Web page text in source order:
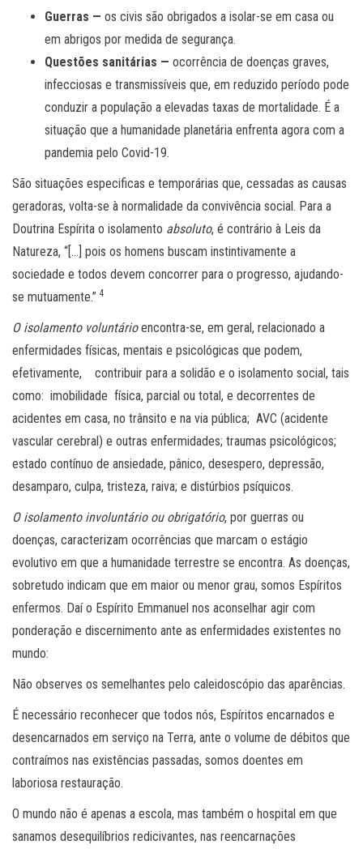
Guerras — os civis são obrigados a isolar-se em casa ou
em abrigos por medida de segurança.
Questões sanitárias — ocorrência de doenças graves,
infecciosas e transmissíveis que, em reduzido período pode
conduzir a população a elevadas taxas de mortalidade. É a
situação que a humanidade planetária enfrenta agora com a
pandemia pelo Covid-19.
São situações especificas e temporárias que, cessadas as causas
geradoras, volta-se à normalidade da convivência social. Para a
Doutrina Espírita o isolamento absoluto, é contrário à Leis da
Natureza, “[…] pois os homens buscam instintivamente a
sociedade e todos devem concorrer para o progresso, ajudando-
se mutuamente.” 4
O isolamento voluntárioencontra-se, em geral, relacionado a
enfermidades físicas, mentais e psicológicas que podem,
efetivamente, contribuir para a solidão e o isolamento social, tais
como: imobilidade física, parcial ou total, e decorrentes de
acidentes em casa, no trânsito e na via pública; AVC (acidente
vascular cerebral) e outras enfermidades; traumas psicológicos;
estado contínuo de ansiedade, pânico, desespero, depressão,
desamparo, culpa, tristeza, raiva; e distúrbios psíquicos.
O isolamento involuntário ou obrigatório, por guerras ou
doenças, caracterizam ocorrências que marcam o estágio
evolutivo em que a humanidade terrestre se encontra. As doenças,
sobretudo indicam que em maior ou menor grau, somos Espíritos
enfermos. Daí o Espírito Emmanuel nos aconselhar agir com
ponderação e discernimento ante as enfermidades existentes no
mundo:
Não observes os semelhantes pelo caleidoscópio das aparências.
É necessário reconhecer que todos nós, Espíritos encarnados e
desencarnados em serviço na Terra, ante o volume de débitos que
contraímos nas existências passadas, somos doentes em
laboriosa restauração.
O mundo não é apenas a escola, mas também o hospital em que
sanamos desequilíbrios redicivantes, nas reencarnações